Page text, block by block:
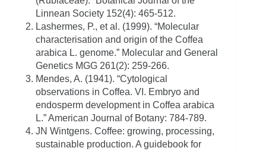
Linnean Society 152(4): 465-512.
Lashermes, P., et al. (1999). “Molecular
characterisation and origin of the Coffea
arabica L. genome.” Molecular and General
Genetics MGG 261(2): 259-266.
Mendes, A. (1941). “Cytological
observations in Coffea. VI. Embryo and
endosperm development in Coffea arabica
L.” American Journal of Botany: 784-789.
JN Wintgens. Coffee: growing, processing,
sustainable production. A guidebook for